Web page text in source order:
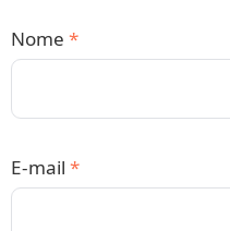
Nome *
E-mail *